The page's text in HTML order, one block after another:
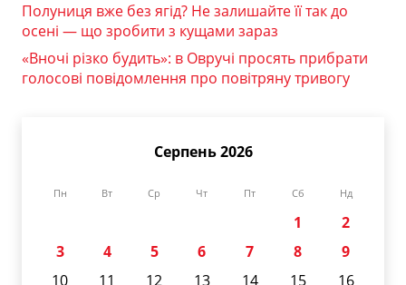
Полуниця вже без ягід? Не залишайте її так до
осені — що зробити з кущами зараз
«Вночі різко будить»: в Овручі просять прибрати
голосові повідомлення про повітряну тривогу
Серпень 2026
Пн Вт Ср Чт Пт Сб Нд
1
2
3
4 5 6 7 8
9
10
11 12 13 14 15
16